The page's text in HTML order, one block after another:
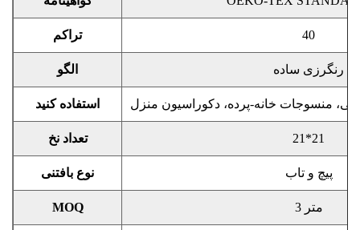
تراکم 40
الگو رنگرزی ساده
استفاده کنید منسوجات خانه-پرده، دکوراسیون منزل
تعداد نخ 21*21
نوع بافتنی پیچ و تاب
MOQ 3 متر